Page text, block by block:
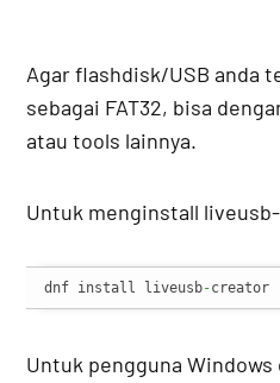
Agar flashdisk/USB anda
sebagai FAT32, bisa
atau tools lainnya.
Untuk menginstall
dnf install liveusb-creator
Untuk pengguna